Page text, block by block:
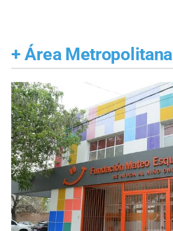
+ Área Metropolitana